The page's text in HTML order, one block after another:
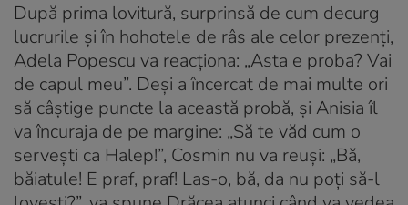
După prima lovitură, surprinsă de cum decurg
lucrurile și în hohotele de râs ale celor prezenți,
Adela Popescu va reacționa: „Asta e proba? Vai
de capul meu”. Deși a încercat de mai multe ori
să câștige puncte la această probă, și Anisia îl
va încuraja de pe margine: „Să te văd cum o
servești ca Halep!”, Cosmin nu va reuși: „Bă,
băiatule! E praf, praf! Las-o, bă, da nu poți să-l